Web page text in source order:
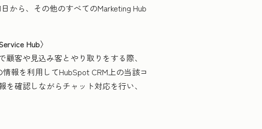
から、その他のすべてのMarketing Hub
Hub〉
客や見込み客とやり取りをする際、
報を利用してHubSpot CRM上の当該コ
確認しながらチャット対応を行い、